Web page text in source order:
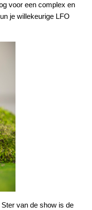
voor een complex en
je willekeurige LFO
van de show is de